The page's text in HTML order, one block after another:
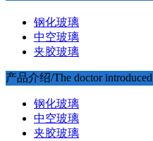
钢化玻璃
中空玻璃
夹胶玻璃
产品介绍/The doctor introduced
钢化玻璃
中空玻璃
夹胶玻璃